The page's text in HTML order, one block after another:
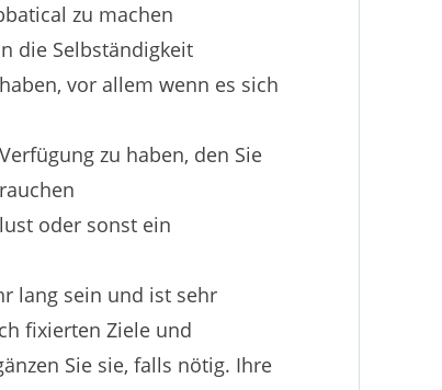
zu machen
die Selbständigkeit
vor allem wenn es sich
zu haben, den Sie
oder sonst ein
lang sein und ist sehr
fixierten Ziele und
Sie sie, falls nötig. Ihre